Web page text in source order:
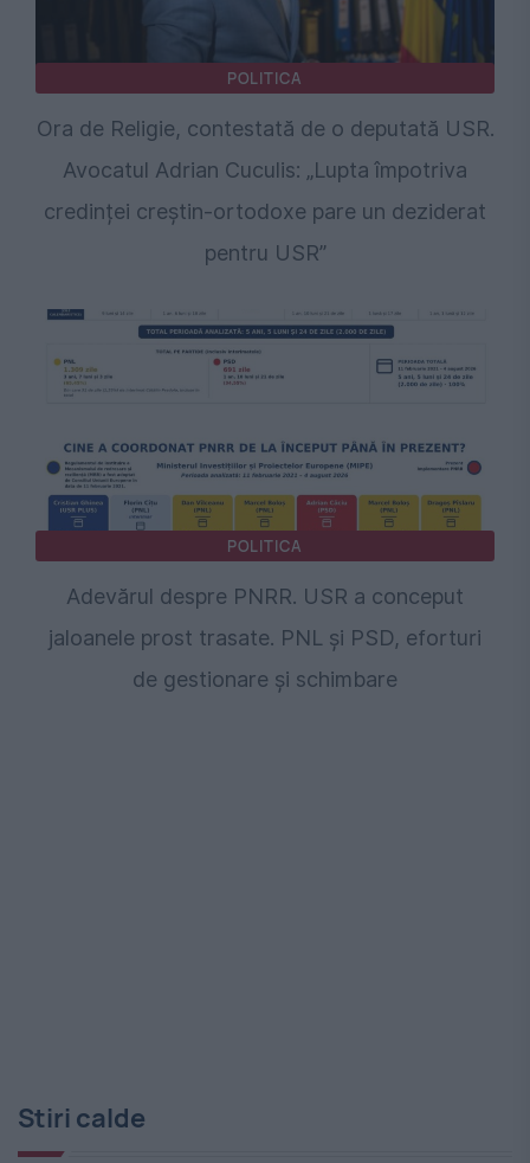
POLITICA
Ora de Religie, contestată de o deputată USR.
Avocatul Adrian Cuculis: „Lupta împotriva
credinței creștin-ortodoxe pare un deziderat
pentru USR”
POLITICA
Adevărul despre PNRR. USR a conceput
jaloanele prost trasate. PNL și PSD, eforturi
de gestionare și schimbare
Stiri calde